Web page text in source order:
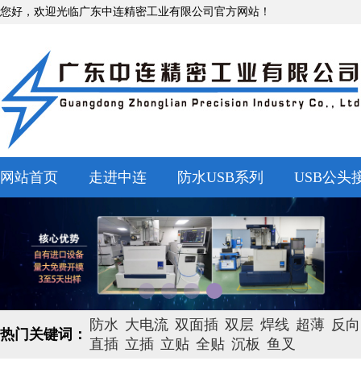
您好，欢迎光临广东中连精密工业有限公司官方网站！
网站首页 走进中连 防水USB系列 USB公头
热门关键词：
防水 大电流 双面插 双层 焊线 超薄 反向
直插 立插 立贴 全贴 沉板 鱼叉